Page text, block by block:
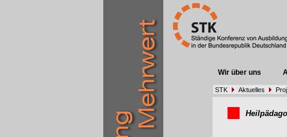
Wir über uns
STK Aktuelles